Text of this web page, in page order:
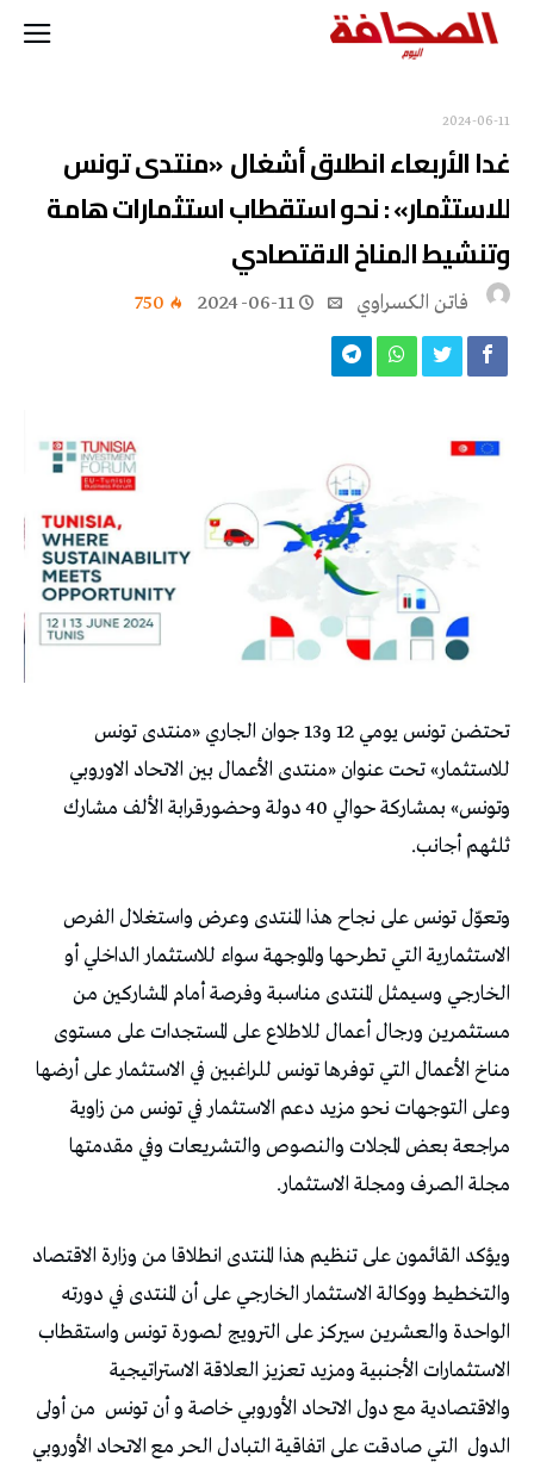
2024-06-11
غدا الأربعاء انطلاق أشغال «منتدى تونس
للاستثمار» : نحو استقطاب استثمارات هامة
وتنشيط المناخ الاقتصادي
فاتن ‬الكسراوي 2024-06-11
750
تحتضن تونس يومي 12 و13 جوان الجاري «منتدى تونس
للاستثمار» تحت عنوان «منتدى الأعمال بين الاتحاد الاوروبي
وتونس» بمشاركة حوالي 40 دولة وحضورقرابة الألف مشارك
ثلثهم أجانب.
وتعوّل تونس على نجاح هذا المنتدى وعرض واستغلال الفرص
الاستثمارية التي تطرحها والموجهة سواء للاستثمار الداخلي أو
الخارجي وسيمثل المنتدى مناسبة وفرصة أمام المشاركين من
مستثمرين ورجال أعمال للاطلاع على المستجدات على مستوى
مناخ الأعمال التي توفرها تونس للراغبين في الاستثمار على أرضها
وعلى التوجهات نحو مزيد دعم الاستثمار في تونس من زاوية
مراجعة بعض المجلات والنصوص والتشريعات وفي مقدمتها
مجلة الصرف ومجلة الاستثمار.
ويؤكد القائمون على تنظيم هذا المنتدى انطلاقا من وزارة الاقتصاد
والتخطيط ووكالة الاستثمار الخارجي على أن المنتدى في دورته
الواحدة والعشرين سيركز على الترويج لصورة تونس واستقطاب
الاستثمارات الأجنبية ومزيد تعزيز العلاقة الاستراتيجية
والاقتصادية مع دول الاتحاد الأوروبي خاصة و أن تونس من أولى
الدول التي صادقت على اتفاقية التبادل الحر مع الاتحاد الأوروبي